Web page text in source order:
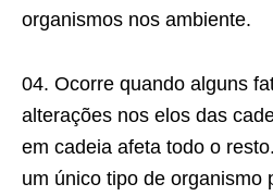
organismos nos ambiente.
04. Ocorre quando alguns
alterações nos elos das
em cadeia afeta todo o
um único tipo de organismo